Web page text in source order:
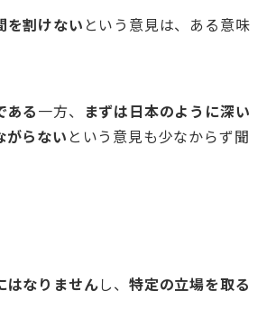
を割けない という意見は、ある意味
ある一方、 まずは日本のように深い
がらない という意見も少なからず聞
はなりませんし、特定の立場を取る